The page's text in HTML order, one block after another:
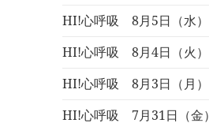
HI!心呼吸 8月5日（水）
HI!心呼吸 8月4日（火）
HI!心呼吸 8月3日（月）
HI!心呼吸 7月31日（金）